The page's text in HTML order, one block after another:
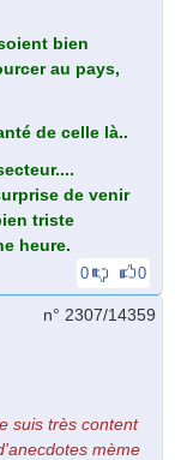
bien
au pays,
de celle là..
de venir
triste
heure.
0 0
n° 2307/14359
suis très content
mème